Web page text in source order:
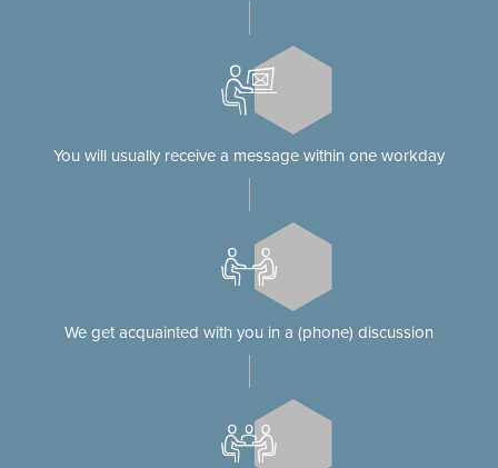
You will usually receive a message within one workday
We get acquainted with you in a (phone) discussion